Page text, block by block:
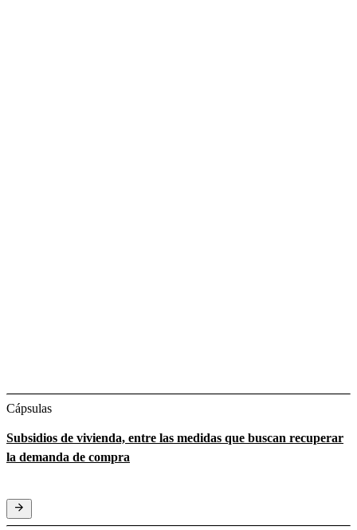
Cápsulas
Subsidios de vivienda, entre las medidas que buscan recuperar
la demanda de compra